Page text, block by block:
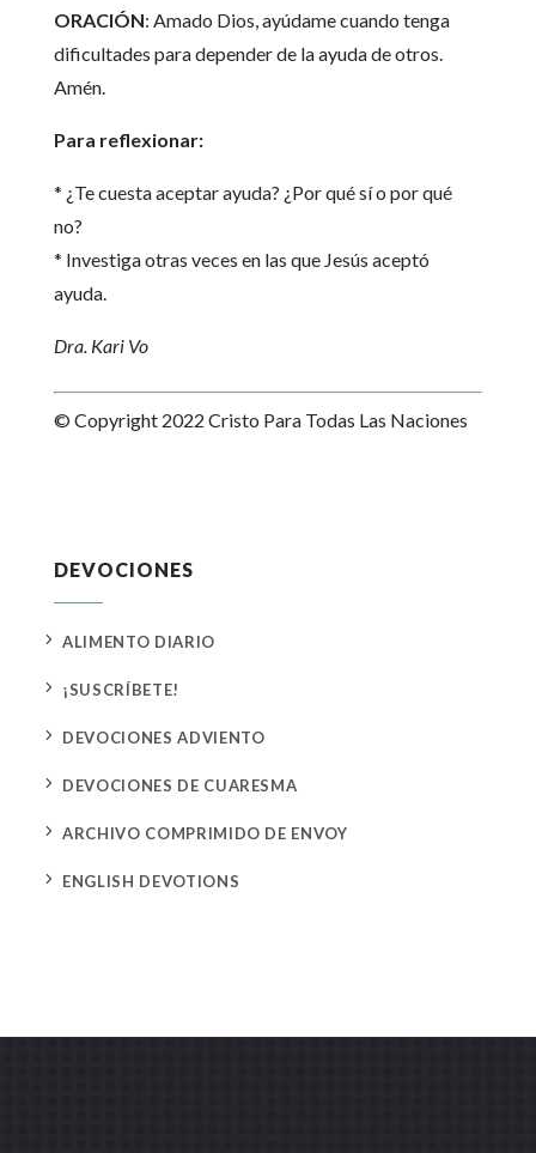
ORACIÓN: Amado Dios, ayúdame cuando tenga
dificultades para depender de la ayuda de otros.
Amén.
Para reflexionar:
* ¿Te cuesta aceptar ayuda? ¿Por qué sí o por qué
no?
* Investiga otras veces en las que Jesús aceptó
ayuda.
Dra. Kari Vo
© Copyright 2022 Cristo Para Todas Las Naciones
DEVOCIONES
5 ALIMENTO DIARIO
5 ¡SUSCRÍBETE!
5 DEVOCIONES ADVIENTO
5 DEVOCIONES DE CUARESMA
5 ARCHIVO COMPRIMIDO DE ENVOY
5 ENGLISH DEVOTIONS